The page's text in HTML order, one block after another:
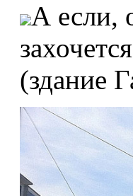
А если,
(здание